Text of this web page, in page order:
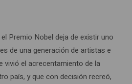
Premio Nobel deja de existir uno
de una generación de artistas e
vivió el acrecentamiento de la
país, y que con decisión recreó,